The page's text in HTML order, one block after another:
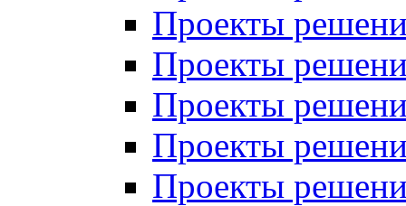
Проекты
Проекты
Проекты
Проекты
Проекты